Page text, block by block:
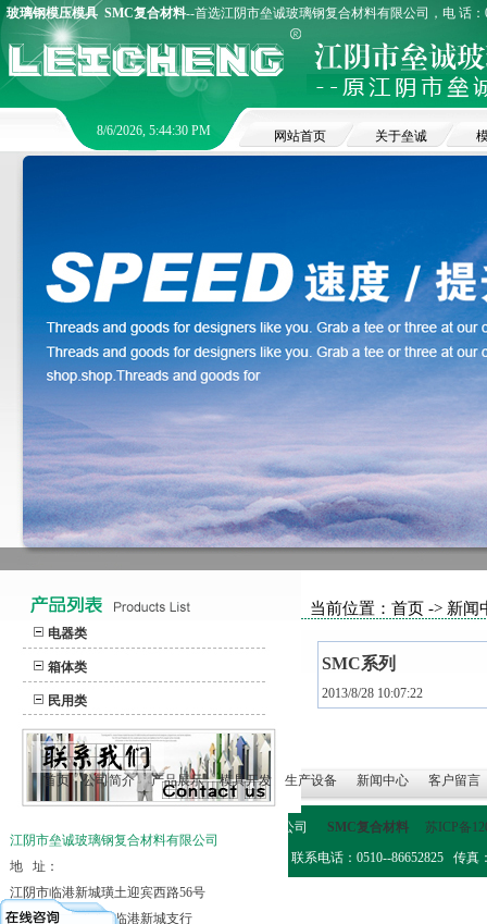
玻璃钢模压模具 SMC复合材料--首选江阴市垒诚玻璃钢复合材料有限公司，电 话
8/6/2026, 5:44:30 PM 网站首页 关于垒诚
电器类
箱体类
民用类
江阴市垒诚玻璃钢复合材料有限公司
地 址：
江阴市临港新城璜土迎宾西路56号
开户行：江阴工行临港新城支行
当前位置：首页 -> 新闻
SMC系列
2013/8/28 10:07:22
首页 公司简介 产品展示 模具开发 生产设备 新闻中心 客户留言
版权所有：江阴市垒诚玻璃钢复合材料有限公司 SMC复合材料
苏ICP备
地 址：江阴市临港新城璜土迎宾西路56号 联系电话：0510--86652825 传真